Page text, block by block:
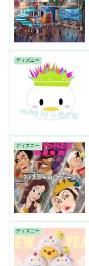
ディズニー
ディズニー
ディズニー